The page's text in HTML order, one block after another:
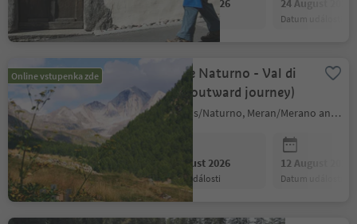
10 August 2026
datum události
24 August 2026
datum události
Online vstupenka zde
Shuttle Naturno - Val di
Fosse (outward journey)
Naturns/Naturno, Meran/Merano and environs
10 August 2026
datum události
12 August 2026
datum události